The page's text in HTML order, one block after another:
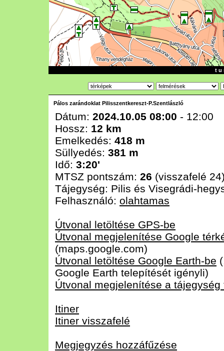
t u
Pálos zarándoklat Pilisszentkereszt-P.Szentlászló
Dátum: 2024.10.05 08:00 - 12:00
Hossz: 12 km
Emelkedés: 418 m
Süllyedés: 381 m
Idő: 3:20'
MTSZ pontszám: 26 (visszafelé
Tájegység: Pilis és Visegrádi-
Felhasználó: olahtamas
Útvonal letöltése GPS-be
Útvonal megjelenítése Google
(maps.google.com)
Útvonal letöltése Google Earth-be
Google Earth telepítését igényli)
Útvonal megjelenítése a tájegység
Itiner
Itiner visszafelé
Megjegyzés hozzáfűzése